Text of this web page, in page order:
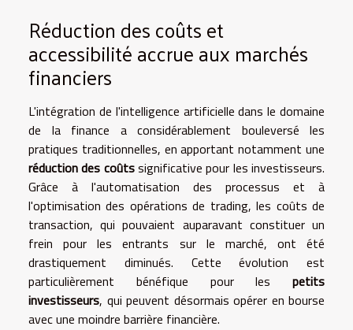
Réduction des coûts et
accessibilité accrue aux marchés
financiers
L'intégration de l'intelligence artificielle dans le domaine
de la finance a considérablement bouleversé les
pratiques traditionnelles, en apportant notamment une
réduction des coûtssignificative pour les investisseurs.
Grâce à l'automatisation des processus et à
l'optimisation des opérations de trading, les coûts de
transaction, qui pouvaient auparavant constituer un
frein pour les entrants sur le marché, ont été
drastiquement diminués. Cette évolution est
particulièrement bénéfique pour les petits
investisseurs, qui peuvent désormais opérer en bourse
avec une moindre barrière financière.